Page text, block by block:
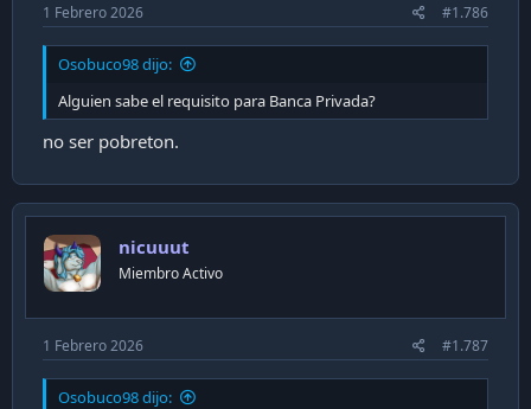
1 Febrero 2026 #1.786
Osobuco98 dijo:
Alguien sabe el requisito para Banca Privada?
no ser pobreton.
nicuuut
Miembro Activo
1 Febrero 2026 #1.787
Osobuco98 dijo: